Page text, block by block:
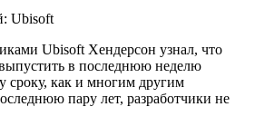
Ubisoft
Ubisoft Хендерсон узнал, что
в последнюю неделю
сроку, как и многим другим
пару лет, разработчики не